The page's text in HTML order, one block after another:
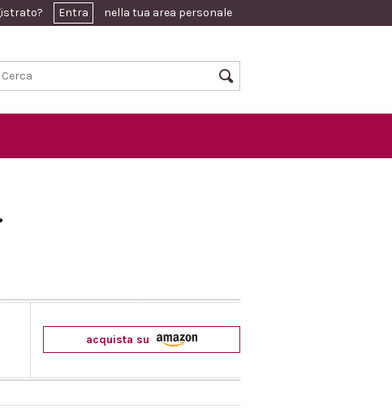
Entra nella tua area personale
acquista su